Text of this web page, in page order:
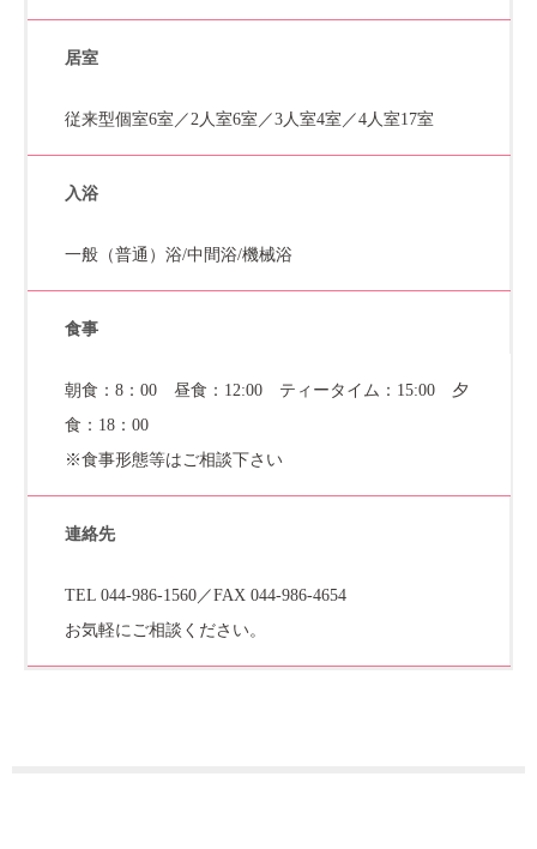
居室
従来型個室6室／2人室6室／3人室4室／4人室17室
入浴
一般（普通）浴/中間浴/機械浴
食事
朝食：8：00 昼食：12:00 ティータイム：15:00 夕
食：18：00
※食事形態等はご相談下さい
連絡先
TEL 044-986-1560／FAX 044-986-4654
お気軽にご相談ください。